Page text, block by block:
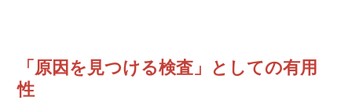
「原因を見つける検査」としての有用
性